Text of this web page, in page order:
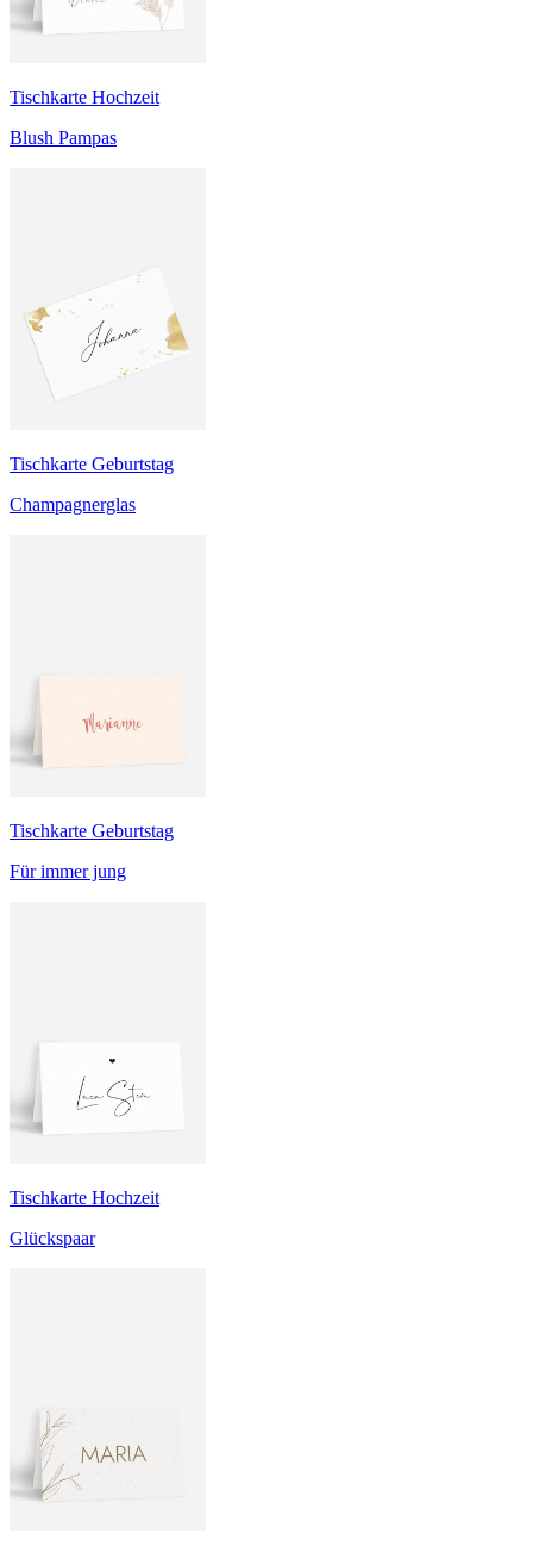
Tischkarte Hochzeit
Blush Pampas
Tischkarte Geburtstag
Champagnerglas
Tischkarte Geburtstag
Für immer jung
Tischkarte Hochzeit
Glückspaar